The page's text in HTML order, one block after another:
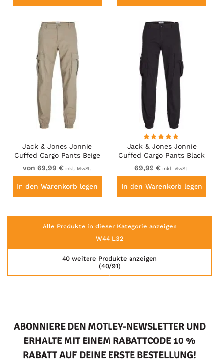
Jack & Jones Jonnie
Cuffed Cargo Pants Beige
von 69,99 € inkl. MwSt.
In den Warenkorb legen
Jack & Jones Jonnie
Cuffed Cargo Pants Black
69,99 € inkl. MwSt.
In den Warenkorb legen
Alle Produkte in dieser Kategorie anzeigen
W44 L32
(40/91)
40 weitere Produkte anzeigen
ABONNIERE DEN MOTLEY-NEWSLETTER UND
ERHALTE MIT EINEM RABATTCODE 10 %
RABATT AUF DEINE ERSTE BESTELLUNG!